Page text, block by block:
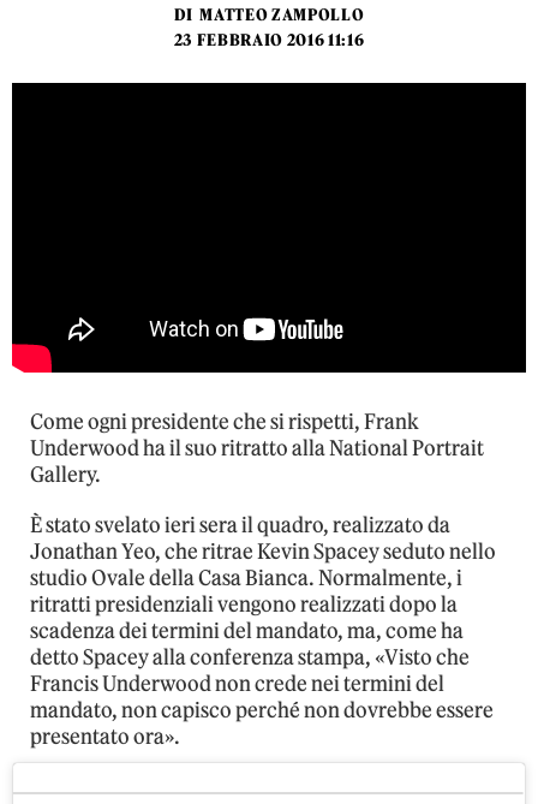
DI MATTEO ZAMPOLLO
23 FEBBRAIO 2016 11:16
Come ogni presidente che si rispetti, Frank
Underwood ha il suo ritratto alla National Portrait
Gallery.
È stato svelato ieri sera il quadro, realizzato da
Jonathan Yeo, che ritrae Kevin Spacey seduto nello
studio Ovale della Casa Bianca. Normalmente, i
ritratti presidenziali vengono realizzati dopo la
scadenza dei termini del mandato, ma, come ha
detto Spacey alla conferenza stampa, «Visto che
Francis Underwood non crede nei termini del
mandato, non capisco perché non dovrebbe essere
presentato ora».